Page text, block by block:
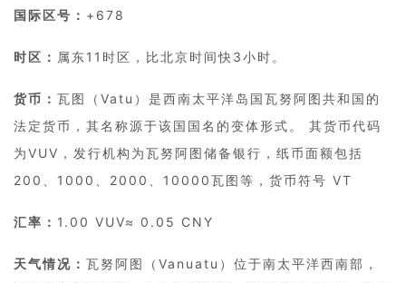
国际区号： +678
时区： 属东11时区，比北京时间快3小时。
货币： 瓦图（Vatu）是西南太平洋岛国瓦努阿图共和国的
法定货币，其名称源于该国国名的变体形式。 其货币代码
为VUV，发行机构为瓦努阿图储备银行，纸币面额包括
200、1000、2000、10000瓦图等，货币符号 VT
汇率： 1.00 VUV≈ 0.05 CNY
天气情况： 瓦努阿图（Vanuatu）位于南太平洋西南部，